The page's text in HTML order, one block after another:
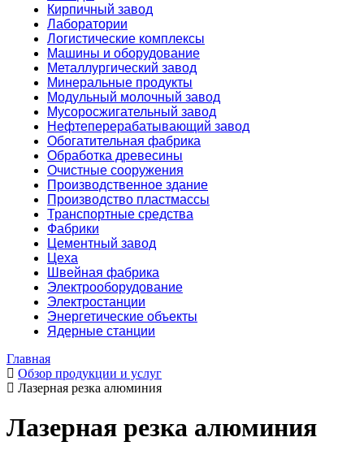
Кирпичный завод
Лаборатории
Логистические комплексы
Машины и оборудование
Металлургический завод
Минеральные продукты
Модульный молочный завод
Мусоросжигательный завод
Нефтеперерабатывающий завод
Обогатительная фабрика
Обработка древесины
Очистные сооружения
Производственное здание
Производство пластмассы
Транспортные средства
Фабрики
Цементный завод
Цеха
Швейная фабрика
Электрооборудование
Электростанции
Энергетические объекты
Ядерные станции
Главная
Обзор продукции и услуг
Лазерная резка алюминия
Лазерная резка алюминия